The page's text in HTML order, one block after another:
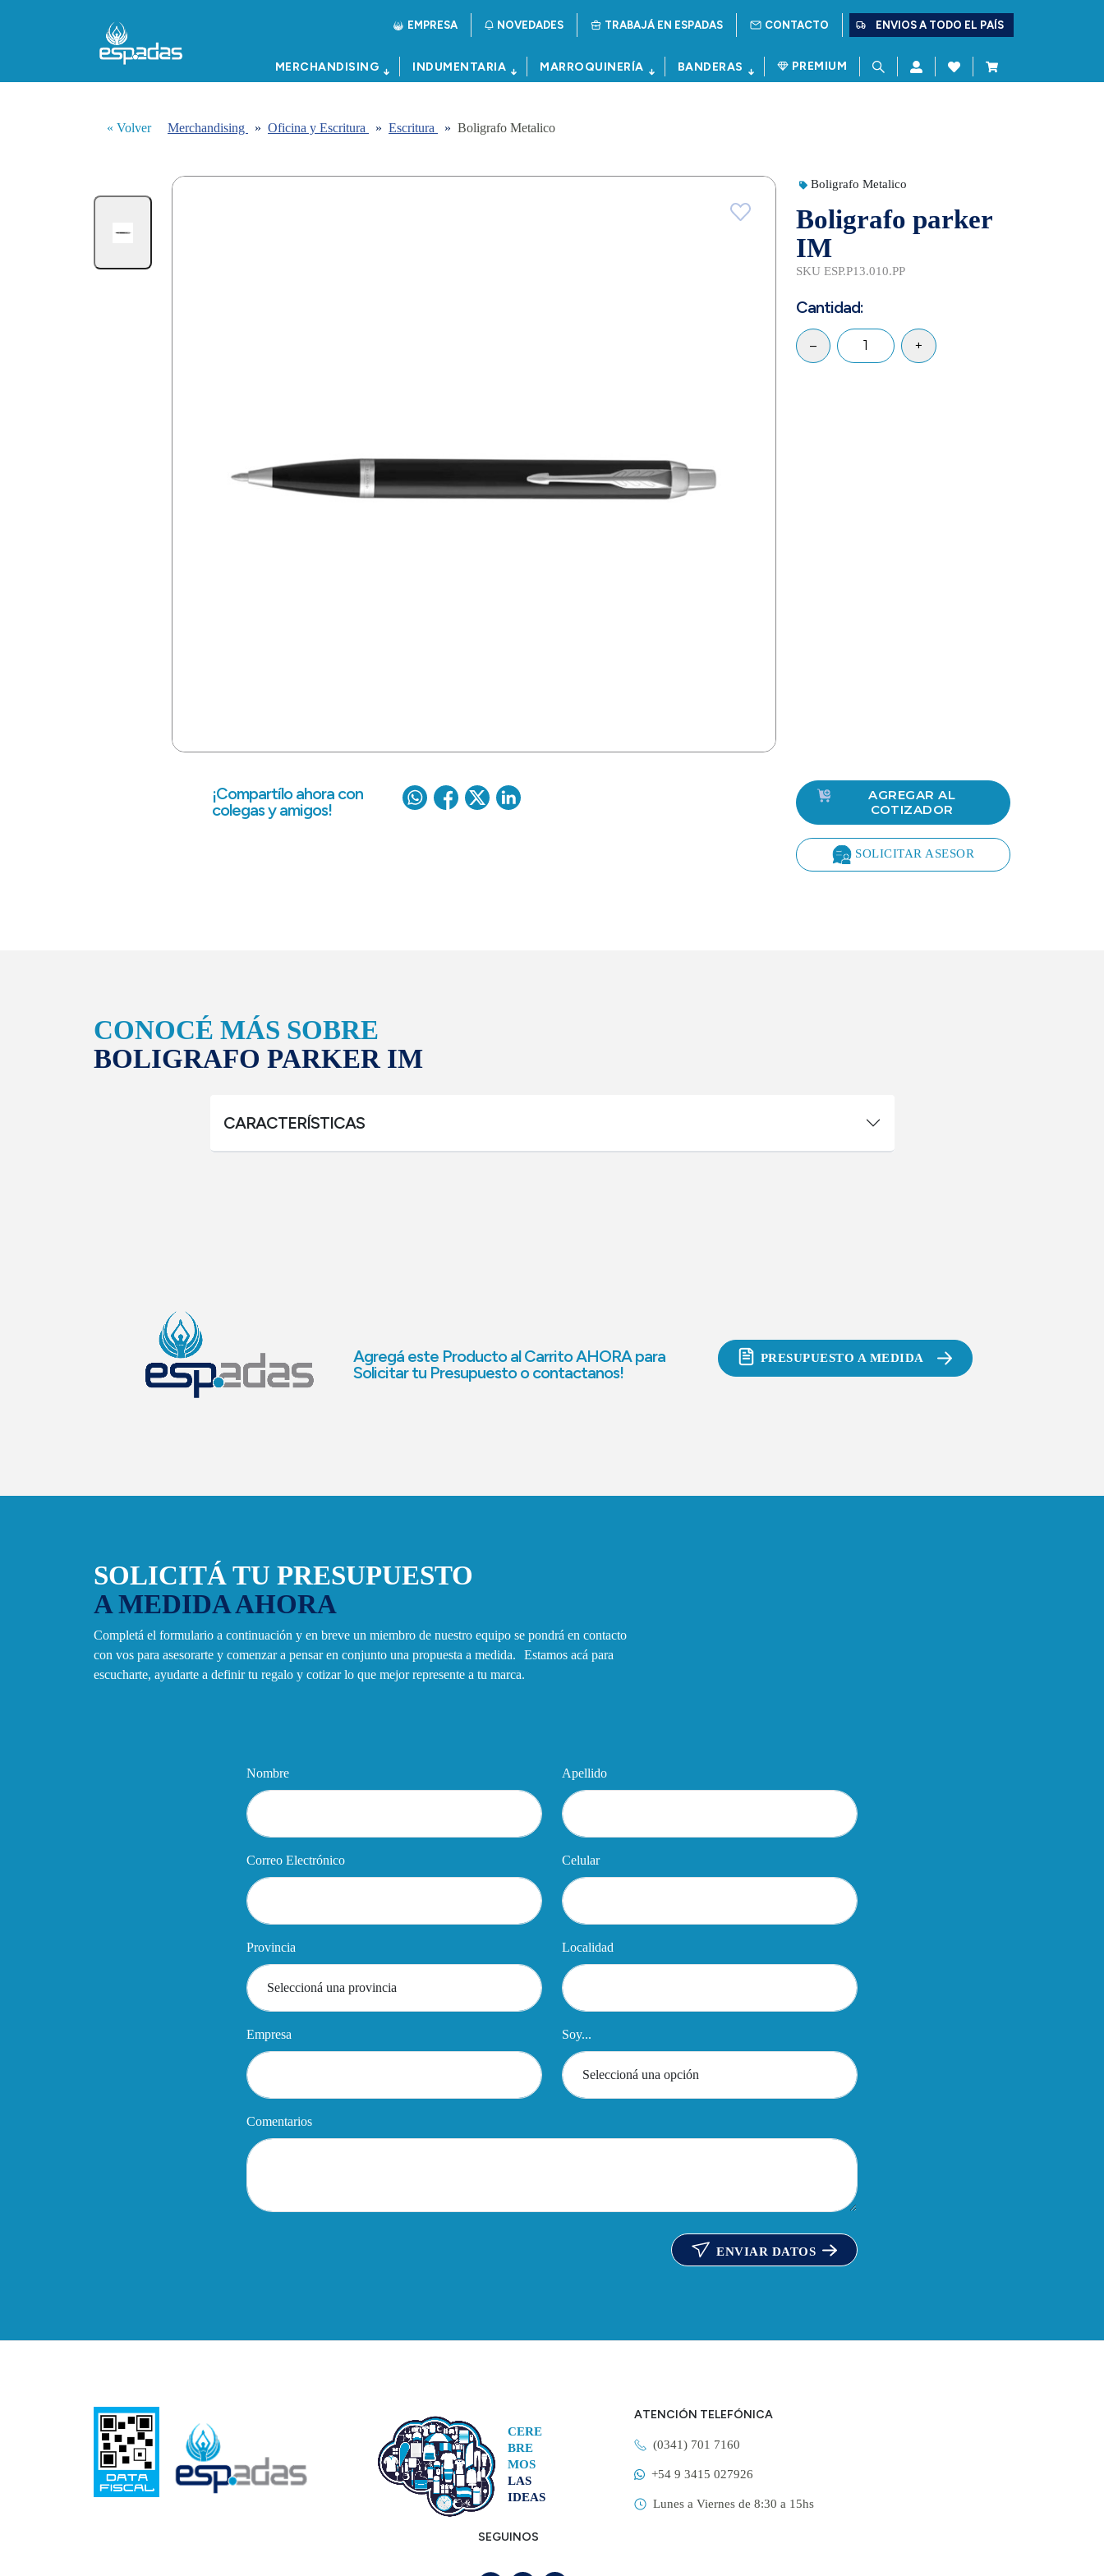
EMPRESA NOVEDADES TRABAJÁ EN ESPADAS CONTACTO ENVIOS A TODO EL PAÍS
MERCHANDISING INDUMENTARIA MARROQUINERÍA BANDERAS PREMIUM
« Volver Merchandising » Oficina y Escritura » Escritura » Boligrafo Metalico
Boligrafo Metalico
Boligrafo parker
IM
SKU ESP.P13.010.PP
Cantidad:
– +
¡Compartílo ahora con
colegas y amigos!
AGREGAR AL
COTIZADOR
SOLICITAR ASESOR
CONOCÉ MÁS SOBRE
BOLIGRAFO PARKER IM
CARACTERÍSTICAS
Agregá este Producto al Carrito AHORA para
Solicitar tu Presupuesto o contactanos!
PRESUPUESTO A MEDIDA
SOLICITÁ TU PRESUPUESTO
A MEDIDA AHORA
Completá el formulario a continuación y en breve un miembro de nuestro equipo se pondrá en contacto
con vos para asesorarte y comenzar a pensar en conjunto una propuesta a medida. Estamos acá para
escucharte, ayudarte a definir tu regalo y cotizar lo que mejor represente a tu marca.
Nombre Apellido
Correo Electrónico Celular
Provincia Localidad
Empresa Soy...
Comentarios
ENVIAR DATOS
CERE
BRE
MOS
LAS
IDEAS
ATENCIÓN TELEFÓNICA
(0341) 701 7160
+54 9 3415 027926
Lunes a Viernes de 8:30 a 15hs
SEGUINOS